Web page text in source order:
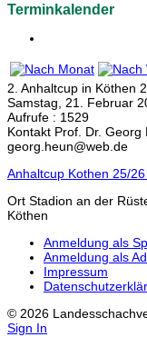
Terminkalender
2. Anhaltcup in Köthen
Samstag, 21. Februar
Aufrufe : 1529
Kontakt Prof. Dr. Georg
georg.heun@web.de
Anhaltcup Kothen 25/
Ort Stadion an der
Köthen
Anmeldung als
Anmeldung als
Impressum
© 2026
Sign In